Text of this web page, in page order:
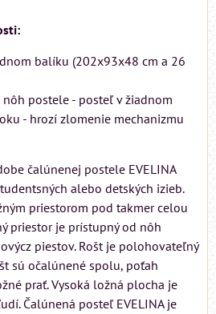
balíku (202x93x48 cm a 26
postele - posteľ v žiadnom
- hrozí zlomenie mechanizmu
čalúnenej postele EVELINA
alebo detských izieb.
priestorom pod takmer celou
priestor je prístupný od nôh
piestov. Rošt je polohovateľný
sú očalúnené spolu, poťah
prať. Vysoká ložná plocha je
Čalúnená posteľ EVELINA je